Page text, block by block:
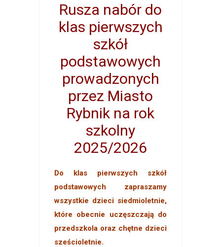
Rusza nabór do
klas pierwszych
szkół
podstawowych
prowadzonych
przez Miasto
Rybnik na rok
szkolny
2025/2026
Do klas pierwszych szkół
podstawowych zapraszamy
wszystkie dzieci siedmioletnie,
które obecnie uczęszczają do
przedszkola oraz chętne dzieci
sześcioletnie.